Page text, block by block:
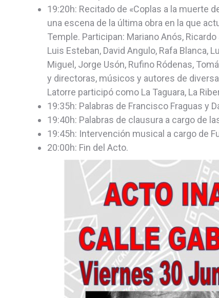
19:20h: Recitado de «Coplas a la muerte
una escena de la última obra en la que
Temple. Participan: Mariano Anós,
Luis Esteban, David Angulo, Rafa Blanca,
Miguel, Jorge Usón, Rufino Ródenas,
y directoras, músicos y autores de
Latorre participó como La Taguara, La
19:35h: Palabras de Francisco Fraguas y
19:40h: Palabras de clausura a cargo de
19:45h: Intervención musical a cargo de
20:00h: Fin del Acto.